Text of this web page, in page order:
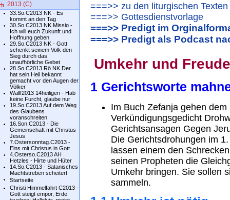
2013 (C)
33.So.C2013 NK - Es
kommt an den Tag
30.So.C2013 NK Missio -
Ich will euch Zukunft und
Hoffnung geben
29.So.C2013 NK - Gott
schenkt seinem Volk den
Sieg durch das
unaufhörliche Gebet
28.So.C2013 Rö NK Der
hat sein Heil bekannt
gemacht vor den Augen der
Völker
Wallf2013 14heiligen - Hab
keine Furcht, glaube nur
19.So.C2013 Auf dem Weg
des Glaubens
voranschreiten
16.Son.C2013 - Die
Gemeinschaft mit Christus
Jesus
7.Ostersonntag.C2013 -
Eins mit Christus in Gott
4.Osterso.C2013 AH
Hetzles - Hirte und Hüter
14.So.C2013 - Satanisches
Machtstreben scheitert
Startseite
Christi Himmelfahrt C2013 -
Gott steigt empor, Erde
===>> zu den liturgischen Texten
===>> Gottesdienstvorlage
===>> Predigt im
===>> Predigt als Podcast
Umkehr und Freude
1 Gerichtsworte
Im Buch Zefanja gehen
Verkündigungsgedicht
Gerichtsansagen Gegen
Die Gerichtsdrohungen im
lassen einem den
seinen Propheten die
Umkehr bringen. Sie sollen
sammeln.